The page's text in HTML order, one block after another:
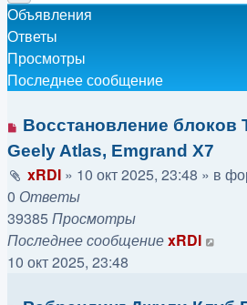
Объявления
Ответы
Просмотры
Последнее сообщение
Восстановление блоков
Geely Atlas, Emgrand X7
xRDI » 10 окт 2025, 23:48 » в
0 Ответы
39385Просмотры
Последнее сообщениеxRDI
10 окт 2025, 23:48